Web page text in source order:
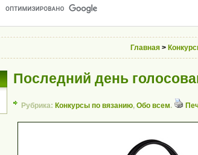
Главная >
Последний день
Рубрика: Конкурсы по вязанию, Обо всем.